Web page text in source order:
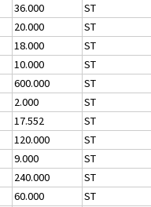
36.000 ST
20.000 ST
18.000 ST
10.000 ST
600.000 ST
2.000 ST
17.552 ST
120.000 ST
9.000 ST
240.000 ST
60.000 ST